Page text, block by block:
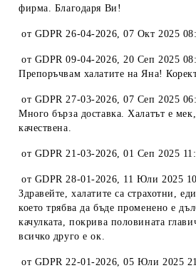
фирма. Благодаря Ви!
от GDPR 26-04-2026,07 Окт 2025
от GDPR 09-04-2026,20 Сеп 2025
Препоръчвам халатите на Яна!
от GDPR 27-03-2026,07 Сеп 2025
Много бърза доставка. Халатът е
качествена.
от GDPR 21-03-2026,01 Сеп 2025
от GDPR 28-01-2026, 11 Юли 2025
Здравейте, халатите са страхотни,
което трябва да бъде променено е
качулката, покрива половината
всичко друго е ок.
от GDPR 22-01-2026,05 Юли 2025